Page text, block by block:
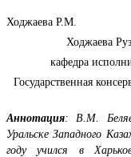
Ходжаева Р.М.
Ходжаева
кафедра
Государственная
Аннотация: В.М.
Уральске Западного
году учился в